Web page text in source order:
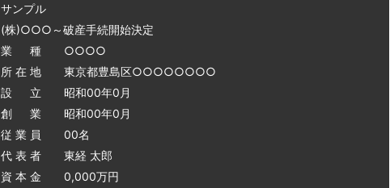
サンプル
(株)○○○～破産手続開始決定
業 種 ○○○○
所 在 地 東京都豊島区○○○○○○○○
設 立 昭和00年0月
創 業 昭和00年0月
従 業 員 00名
代 表 者 東経 太郎
資 本 金 0,000万円